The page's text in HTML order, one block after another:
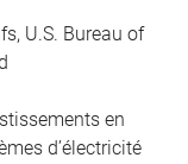
U.S. Bureau of
en
d’électricité